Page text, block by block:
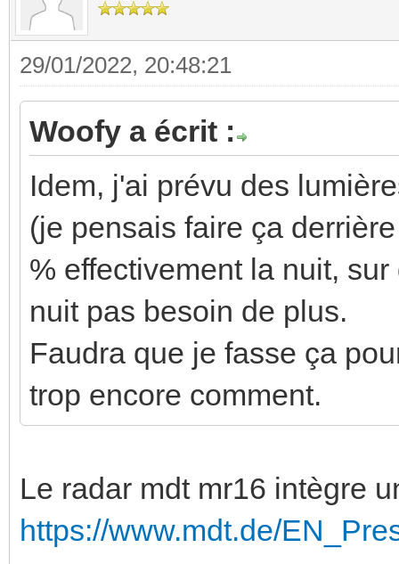
29/01/2022, 20:48:21
Woofy a écrit :
Idem, j'ai prévu des
(je pensais faire ça
% effectivement la nuit,
nuit pas besoin de plus.
Faudra que je fasse ça
trop encore comment.
Le radar mdt mr16 intègre
https://www.mdt.de/